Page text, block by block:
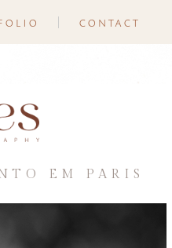
contact
EM PARIS